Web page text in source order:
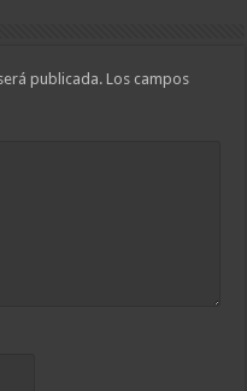
publicada. Los campos